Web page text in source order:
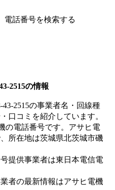
2515の情報
43-2515の事業者名・回線種
口コミを紹介しています。
の電話番号です。 アサヒ電
所在地は茨城県北茨城市磯
提供事業者は東日本電信電
者の最新情報はアサヒ電機